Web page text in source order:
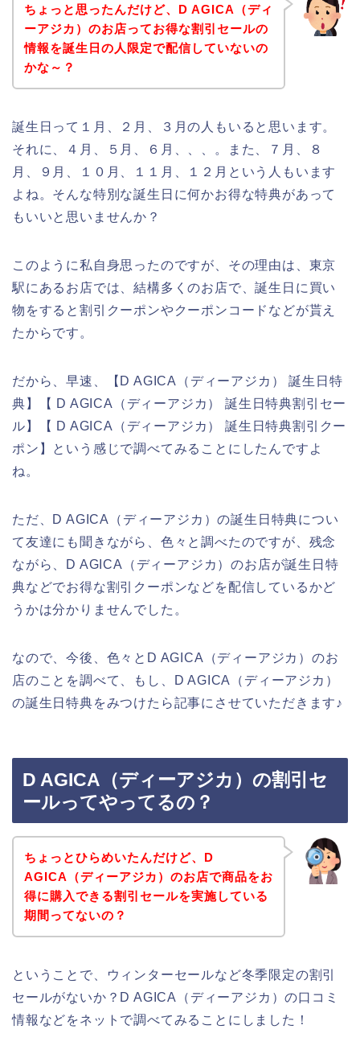
ちょっと思ったんだけど、D AGICA（ディ
ーアジカ）のお店ってお得な割引セールの
情報を誕生日の人限定で配信していないの
かな～？
誕生日って１月、２月、３月の人もいると思います。
それに、４月、５月、６月、、、。また、７月、８
月、９月、１０月、１１月、１２月という人もいます
よね。そんな特別な誕生日に何かお得な特典があって
もいいと思いませんか？
このように私自身思ったのですが、その理由は、東京
駅にあるお店では、結構多くのお店で、誕生日に買い
物をすると割引クーポンやクーポンコードなどが貰え
たからです。
だから、早速、【D AGICA（ディーアジカ） 誕生日特
典】【 D AGICA（ディーアジカ） 誕生日特典割引セー
ル】【 D AGICA（ディーアジカ） 誕生日特典割引クー
ポン】という感じで調べてみることにしたんですよ
ね。
ただ、D AGICA（ディーアジカ）の誕生日特典につい
て友達にも聞きながら、色々と調べたのですが、残念
ながら、D AGICA（ディーアジカ）のお店が誕生日特
典などでお得な割引クーポンなどを配信しているかど
うかは分かりませんでした。
なので、今後、色々とD AGICA（ディーアジカ）のお
店のことを調べて、もし、D AGICA（ディーアジカ）
の誕生日特典をみつけたら記事にさせていただきます♪
D AGICA（ディーアジカ）の割引セ
ールってやってるの？
ちょっとひらめいたんだけど、D
AGICA（ディーアジカ）のお店で商品をお
得に購入できる割引セールを実施している
期間ってないの？
ということで、ウィンターセールなど冬季限定の割引
セールがないか？D AGICA（ディーアジカ）の口コミ
情報などをネットで調べてみることにしました！